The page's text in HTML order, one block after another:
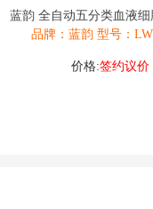
蓝韵 全自动五分类血液
品牌：蓝韵 型号：
价格:签约议价